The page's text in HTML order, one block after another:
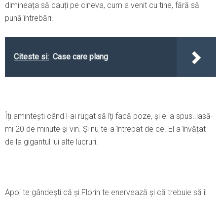
dimineața să cauți pe cineva, cum a venit cu tine, fără să
pună întrebări.
Citeste si: Case care plang
Îți amintești când l-ai rugat să îți facă poze, și el a spus..lasă-
mi 20 de minute și vin. Şi nu te-a întrebat de ce. El a învățat
de la gigantul lui alte lucruri.
Apoi te gândești că și Florin te enervează și că trebuie să îl